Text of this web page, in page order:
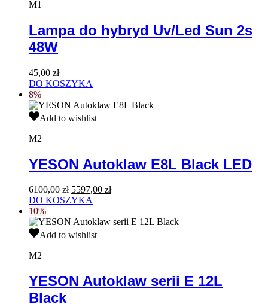
hybryd
Sun
2s
48W
M1
Lampa do hybryd Uv/Led Sun 2s
48W
45,00 zł
DO KOSZYKA
8%
YESON
E8L
LED
Add to wishlist
M2
YESON Autoklaw E8L Black LED
6100,00zł Pierwotna
cena
6100,00 zł.
5597,00 złAktualna
5597,00 zł.
DO KOSZYKA
10%
YESON
serii
12L
Black
Add to wishlist
M2
YESON Autoklaw serii E 12L
Black